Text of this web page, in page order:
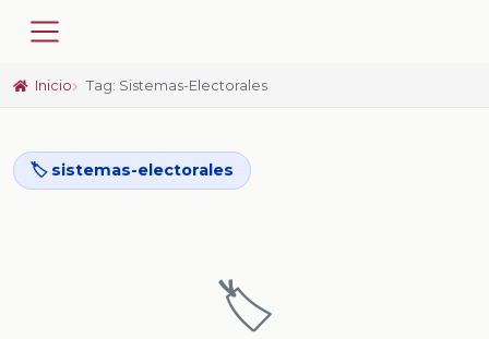
Inicio Tag: Sistemas-Electorales
🏷️ sistemas-electorales
🏷️